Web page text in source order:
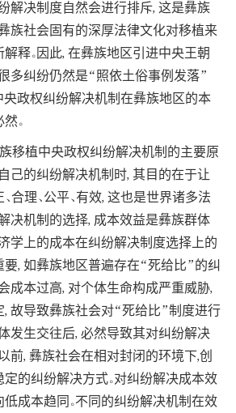
解决制度自然会进行排斥, 这是彝族
族社会固有的深厚法律文化对移植来
释。因此, 在彝族地区引进中央王朝
多纠纷仍然是“照依土俗事例发落”
中央政权纠纷解决机制在彝族地区的本
。
移植中央政权纠纷解决机制的主要原
己的纠纷解决机制时, 其目的在于让
合理、公平、有效, 这也是世界诸多法
决机制的选择, 成本效益是彝族群体
学上的成本在纠纷解决制度选择上的
, 如彝族地区普遍存在“死给比”的纠
成本过高, 对个体生命构成严重威胁,
, 故导致彝族社会对“死给比”制度进行
发生交往后, 必然导致其对纠纷解决
前, 彝族社会在相对封闭的环境下,创
的纠纷解决方式。对纠纷解决成本效
成本趋同。不同的纠纷解决机制在效